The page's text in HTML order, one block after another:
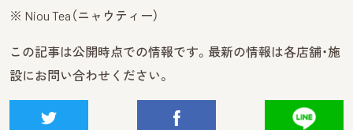
※ Niou Tea（ニャウティー）
この記事は公開時点での情報です。最新の情報は各店舗・施
設にお問い合わせください。